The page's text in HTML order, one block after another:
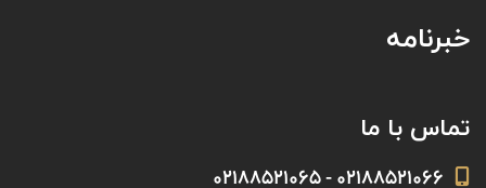
خبرنامه
تماس با ما
۰۲۱۸۸۵۲۱۰۶۶ - ۰۲۱۸۸۵۲۱۰۶۵